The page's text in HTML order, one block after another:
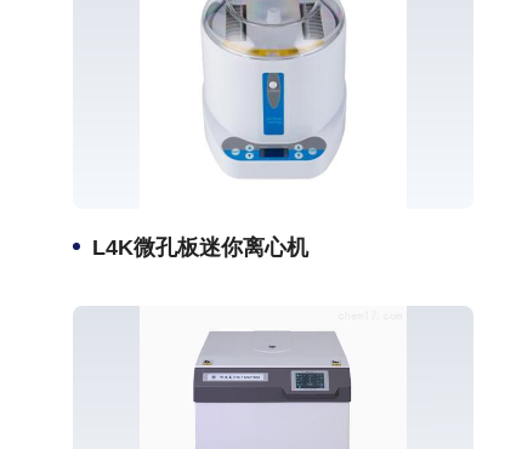
L4K微孔板迷你离心机